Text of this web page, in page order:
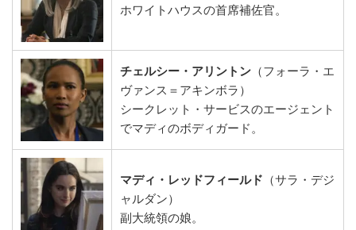
ホワイトハウスの首席補佐官。
チェルシー・アリントン （フォーラ・エ
ヴァンス＝アキンボラ）
シークレット・サービスのエージェント
でマディのボディガード。
マディ・レッドフィールド （サラ・デジ
ャルダン）
副大統領の娘。